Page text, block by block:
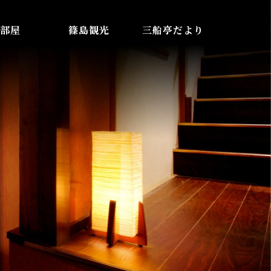
屋 篠島観光 三船亭だより